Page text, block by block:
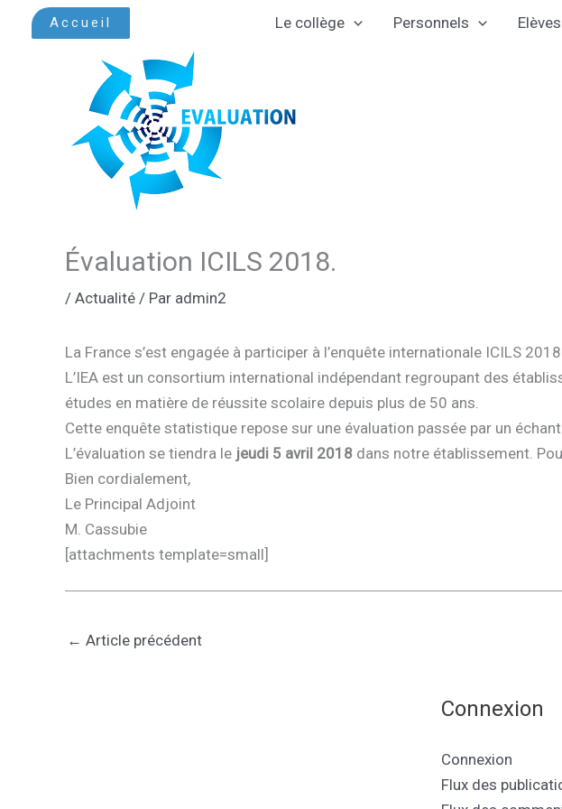
Accueil Le collège Personnels Elèves
Évaluation ICILS 2018.
/ Actualité / Par admin2
La France s’est engagée à participer à l’enquête internationale ICILS 2018
L’IEA est un consortium international indépendant regroupant des
études en matière de réussite scolaire depuis plus de 50 ans.
Cette enquête statistique repose sur une évaluation passée par un
L’évaluation se tiendra le jeudi 5 avril 2018 dans notre établissement.
Bien cordialement,
Le Principal Adjoint
M. Cassubie
[attachments template=small]
← Article précédent
Connexion
Connexion
Flux des